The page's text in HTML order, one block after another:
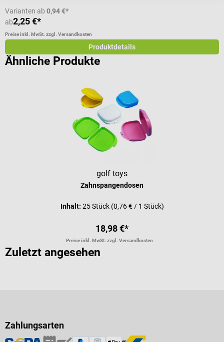
Varianten ab 0,94 €*
ab2,25 €*
Preise inkl. MwSt. zzgl. Versandkosten
Produktdetails
Ähnliche Produkte
golf toys
Zahnspangendosen
Inhalt: 25 Stück (0,76 € / 1 Stück)
18,98 €*
Preise inkl. MwSt. zzgl. Versandkosten
Zuletzt angesehen
Zahlungsarten